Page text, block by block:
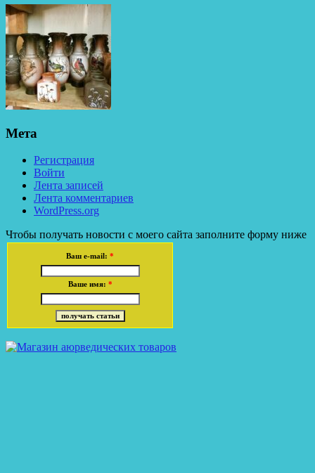
Мета
Регистрация
Войти
Лента записей
Лента комментариев
WordPress.org
Чтобы получать новости с моего сайта заполните форму ниже
Ваш e-mail: *
Ваше имя: *